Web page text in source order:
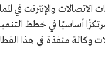
بخدمات الاتصالات
أساسيًا في خطط
وكالة منفذة في هذا